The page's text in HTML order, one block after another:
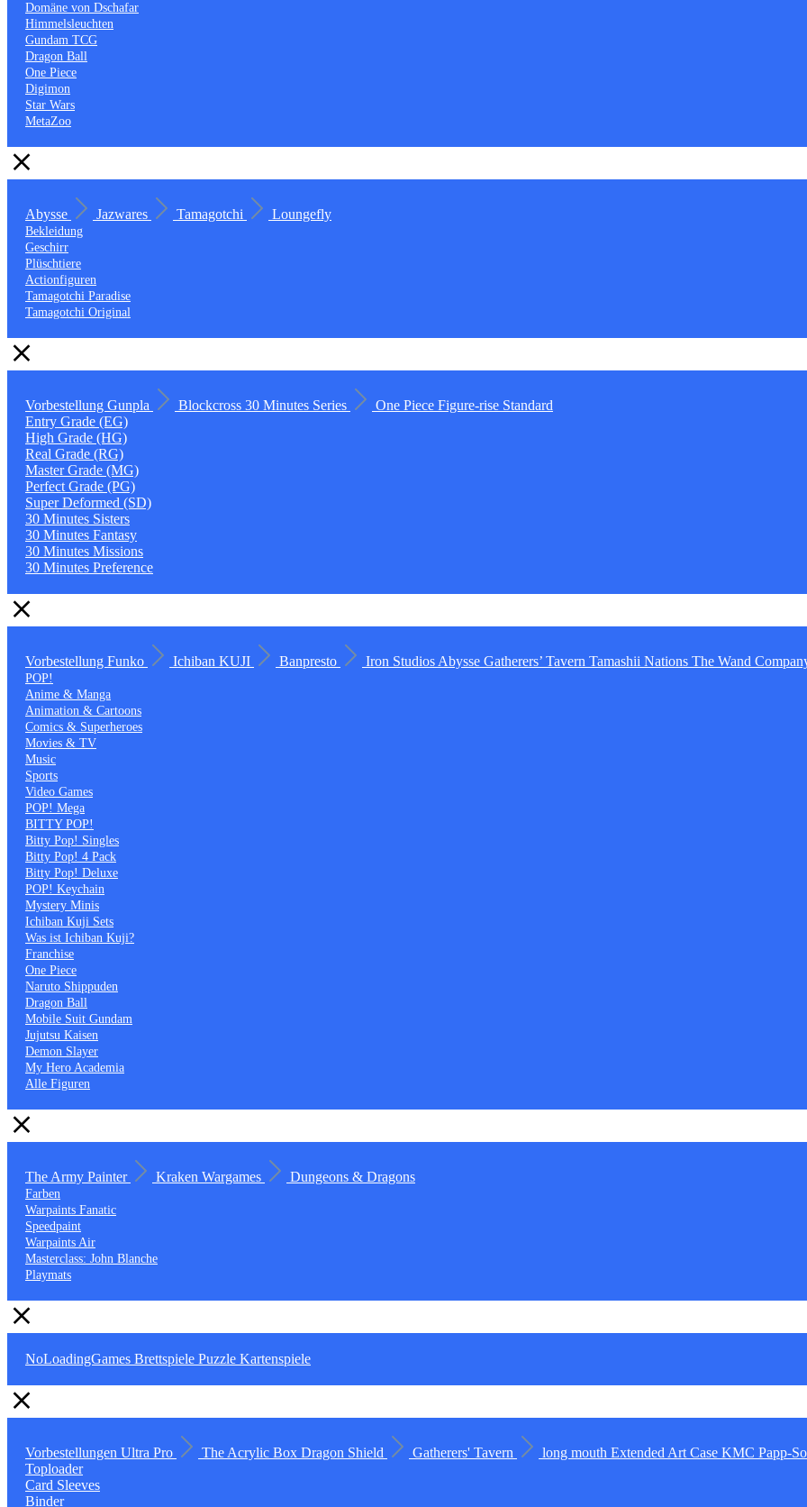
Domäne von Dschafar
Himmelsleuchten
Gundam TCG
Dragon Ball
One Piece
Digimon
Star Wars
MetaZoo
Abysse Jazwares Tamagotchi Loungefly
Bekleidung
Geschirr
Plüschtiere
Actionfiguren
Tamagotchi Paradise
Tamagotchi Original
Vorbestellung Gunpla Blockcross 30 Minutes Series One Piece Figure-rise Standard
Entry Grade (EG)
High Grade (HG)
Real Grade (RG)
Master Grade (MG)
Perfect Grade (PG)
Super Deformed (SD)
30 Minutes Sisters
30 Minutes Fantasy
30 Minutes Missions
30 Minutes Preference
Vorbestellung Funko Ichiban KUJI Banpresto Iron Studios Abysse Gatherers’ Tavern Tamashii Nations The Wand
POP!
Anime & Manga
Animation & Cartoons
Comics & Superheroes
Movies & TV
Music
Sports
Video Games
POP! Mega
BITTY POP!
Bitty Pop! Singles
Bitty Pop! 4 Pack
Bitty Pop! Deluxe
POP! Keychain
Mystery Minis
Ichiban Kuji Sets
Was ist Ichiban Kuji?
Franchise
One Piece
Naruto Shippuden
Dragon Ball
Mobile Suit Gundam
Jujutsu Kaisen
Demon Slayer
My Hero Academia
Alle Figuren
The Army Painter Kraken Wargames Dungeons & Dragons
Farben
Warpaints Fanatic
Speedpaint
Warpaints Air
Masterclass: John Blanche
Playmats
NoLoadingGames Brettspiele Puzzle Kartenspiele
Vorbestellungen Ultra Pro The Acrylic Box Dragon Shield Gatherers' Tavern long mouth Extended Art Case KMC Papp-
Toploader
Card Sleeves
Binder